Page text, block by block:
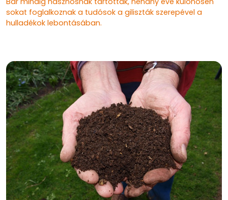
sokat foglalkoznak a tudósok a giliszták szerepével a
hulladékok lebontásában.